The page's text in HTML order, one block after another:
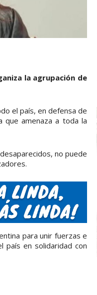
la agrupación de
el país, en defensa de
que amenaza a toda la
no puede
para unir fuerzas e
país en solidaridad con